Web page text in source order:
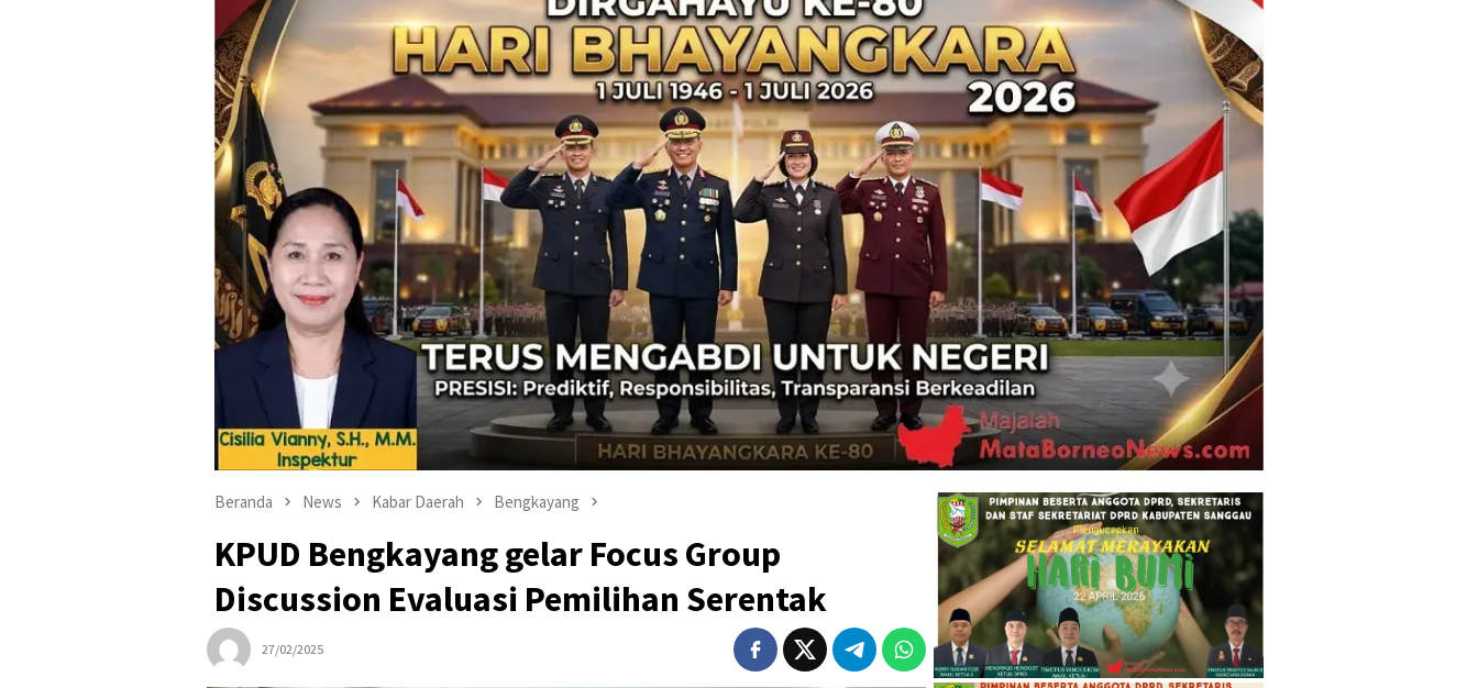
Beranda News Kabar Daerah Bengkayang
KPUD Bengkayang gelar Focus Group
Discussion Evaluasi Pemilihan Serentak
27/02/2025